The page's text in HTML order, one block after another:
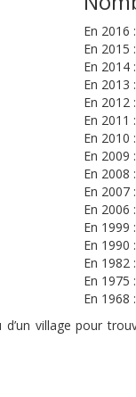
En 2016
En 2015
En 2014
En 2013
En 2012
En 2011
En 2010
En 2009
En 2008
En 2007
En 2006
En 1999
En 1990
En 1982
En 1975
En 1968
village pour